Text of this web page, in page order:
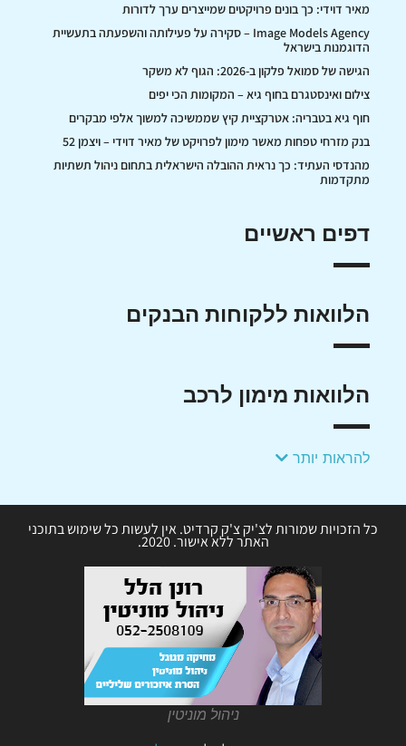
מאיר דוידי: כך בונים פרויקטים שמייצרים ערך לדורות
Image Models Agency – סקירה על פעילותה והשפעתה בתעשיית
הדוגמנות בישראל
הגישה של סמואל פלקון ב-2026: הגוף לא משקר
צילום ואינסטגרם בחוף גיא – המקומות הכי יפים
חוף גיא בטבריה: אטרקציית קיץ שממשיכה למשוך אלפי מבקרים
בנק מזרחי טפחות מאשר מימון לפרויקט של מאיר דוידי – ויצמן 52
מהנדסי העתיד: כך נראית ההובלה הישראלית בתחום ניהול תשתיות
מתקדמות
דפים ראשיים
הלוואות ללקוחות הבנקים
הלוואות מימון לרכב
להראות יותר
כל הזכויות שמורות לצ'יק צ'ק קרדיט. אין לעשות כל שימוש בתוכני
האתר ללא אישור. 2020.
ניהול מוניטין